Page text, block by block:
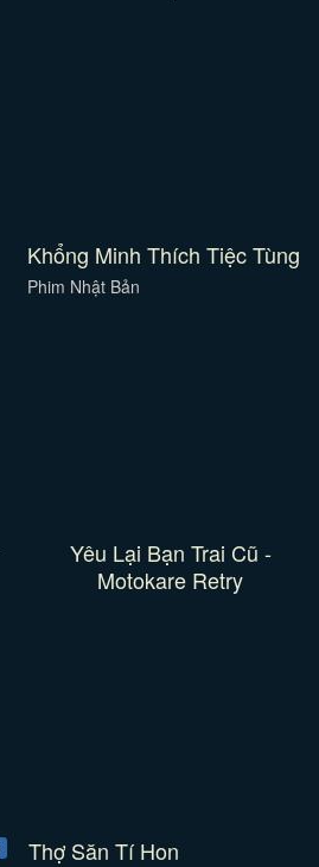
Khổng Minh Thích Tiệc Tùng
Phim Nhật Bản
Yêu Lại Bạn Trai Cũ -
Motokare Retry
Thợ Săn Tí Hon